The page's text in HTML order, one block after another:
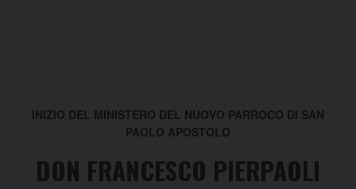
INIZIO DEL MINISTERO DEL NUOVO PARROCO DI SAN
PAOLO APOSTOLO
DON FRANCESCO PIERPAOLI